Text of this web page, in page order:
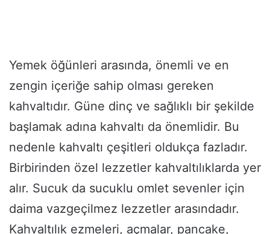
Yemek öğünleri arasında, önemli ve en
zengin içeriğe sahip olması gereken
kahvaltıdır. Güne dinç ve sağlıklı bir şekilde
başlamak adına kahvaltı da önemlidir. Bu
nedenle kahvaltı çeşitleri oldukça fazladır.
Birbirinden özel lezzetler kahvaltılıklarda yer
alır. Sucuk da sucuklu omlet sevenler için
daima vazgeçilmez lezzetler arasındadır.
Kahvaltılık ezmeleri, açmalar, pancake,